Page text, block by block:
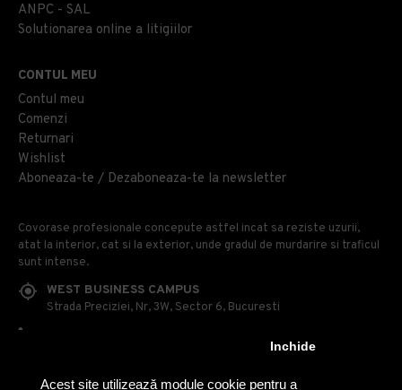
Acest site utilizează module cookie pentru a
Inchide
ANPC - SAL
Solutionarea online a litigiilor
CONTUL MEU
Contul meu
Comenzi
Returnari
Wishlist
Aboneaza-te / Dezaboneaza-te la newsletter
Covorase profesionale concepute astfel incat sa reziste uzurii,
atat la interior, cat si la exterior, unde gradul de murdarire si traficul
sunt intense.
WEST BUSINESS CAMPUS
Strada Preciziei, Nr, 3W, Sector 6, Bucuresti